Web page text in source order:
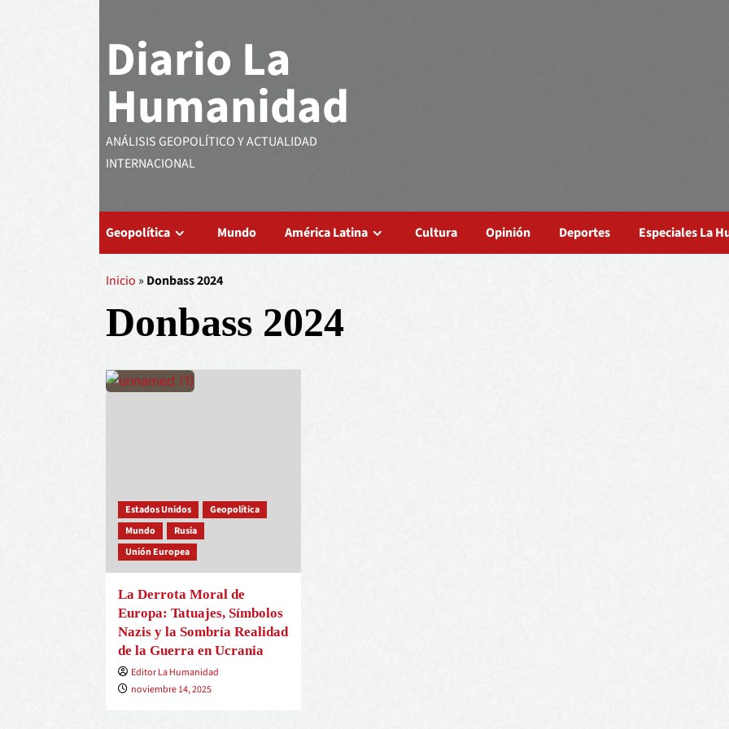
Diario La
Humanidad
ANÁLISIS GEOPOLÍTICO Y ACTUALIDAD
INTERNACIONAL
Geopolítica Mundo América Latina Cultura Opinión Deportes Especiales La
Inicio » Donbass 2024
Donbass 2024
Estados Unidos
Geopolítica
Mundo
Rusia
Unión Europea
La Derrota Moral de
Europa: Tatuajes, Símbolos
Nazis y la Sombría Realidad
de la Guerra en Ucrania
Editor La Humanidad
noviembre 14, 2025